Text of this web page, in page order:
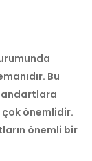
Bu
çok önemlidir.
önemli bir